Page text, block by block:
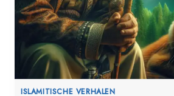
ISLAMITISCHE VERHALEN